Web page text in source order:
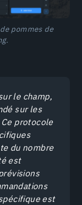
pommes de
le champ,
sur les
protocole
du nombre
est
est